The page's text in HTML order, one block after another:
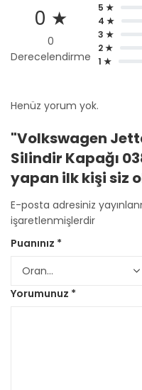
0 ★
0
Derecelendirme
5 ★
4 ★
3 ★
2 ★
1 ★
Henüz yorum yok.
"Volkswagen
Silindir Kapağı
yapan ilk kişi siz
E-posta adresiniz
işaretlenmişlerdir
Puanınız *
Yorumunuz *